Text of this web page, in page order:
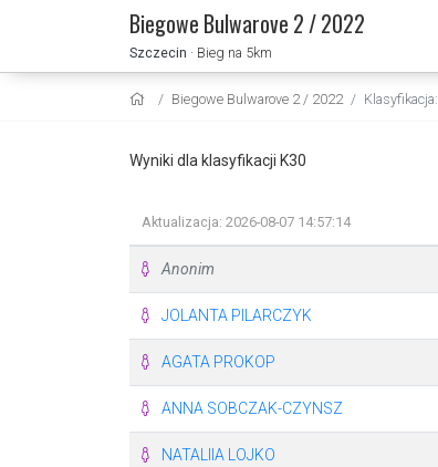
Biegowe Bulwarove 2 / 2022
Szczecin · Bieg na 5km
Biegowe Bulwarove 2 / 2022 Klasyfikacja:
Wyniki dla klasyfikacji K30
Aktualizacja: 2026-08-07 14:57:14
Anonim
JOLANTA PILARCZYK
AGATA PROKOP
ANNA SOBCZAK-CZYNSZ
NATALIIA LOJKO